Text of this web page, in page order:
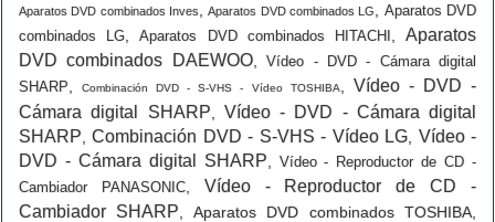
Aparatos DVD combinados Inves ,Aparatos DVD combinados LG
Aparatos DVD
combinados LG ,Aparatos DVD combinados HITACHI ,Aparatos
DVD combinados DAEWOO,Vídeo - DVD - Cámara digital
SHARP ,Combinación DVD - S-VHS - Vídeo TOSHIBA, Vídeo - DVD -
Cámara digital SHARP
Vídeo - DVD - Cámara digital
SHARP ,Combinación DVD - S-VHS - Vídeo LG Vídeo -
DVD - Cámara digital SHARP
Vídeo - Reproductor de CD -
Cambiador PANASONIC, Vídeo - Reproductor de CD -
Cambiador SHARP
Aparatos DVD combinados TOSHIBA